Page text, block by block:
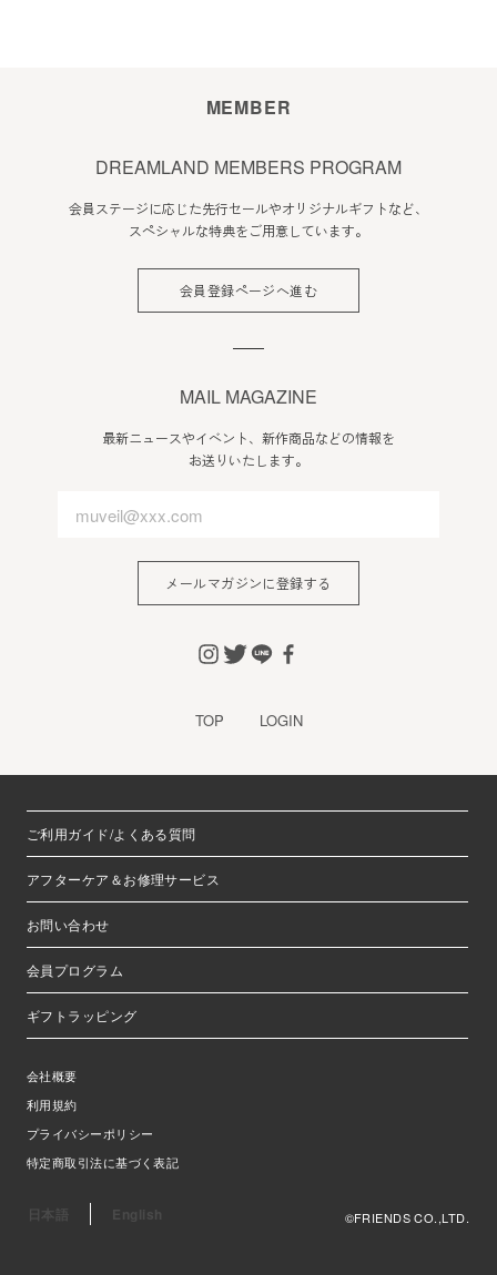
MEMBER
DREAMLAND MEMBERS PROGRAM
会員ステージに応じた先行セールやオリジナルギフトなど、
スペシャルな特典をご用意しています。
会員登録ページへ進む
MAIL MAGAZINE
最新ニュースやイベント、新作商品などの情報を
お送りいたします。
メールマガジンに登録する
TOP LOGIN
ご利用ガイド/よくある質問
アフターケア＆お修理サービス
お問い合わせ
会員プログラム
ギフトラッピング
会社概要
利用規約
プライバシーポリシー
特定商取引法に基づく表記
日本語 English ©FRIENDS CO.,LTD.